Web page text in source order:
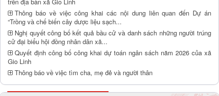
Thông báo về việc công khai các nội dung liên quan đến Dự án
“Trồng và chế biến cây dược liệu sạch...
Nghị quyết công bố kết quả bầu cử và danh sách những người trúng
cử đại biểu hội đồng nhân dân xã...
Quyết định công bố công khai dự toán ngân sách năm 2026 của xã
Gio Linh
Thông báo về việc tìm cha, mẹ đẻ và người thân